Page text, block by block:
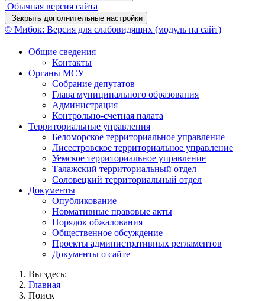
Обычная версия сайта
Закрыть дополнительные настройки
© Мибок: Версия для слабовидящих (модуль на сайт)
Общие сведения
Контакты
Органы МСУ
Собрание депутатов
Глава муниципального образования
Администрация
Контрольно-счетная палата
Территориальные управления
Беломорское территориальное управление
Лисестровское территориальное управление
Уемское территориальное управление
Талажский территориальный отдел
Соловецкий территориальный отдел
Документы
Опубликование
Нормативные правовые акты
Порядок обжалования
Общественное обсуждение
Проекты административных регламентов
Документы о сайте
Вы здесь:
Главная
Поиск